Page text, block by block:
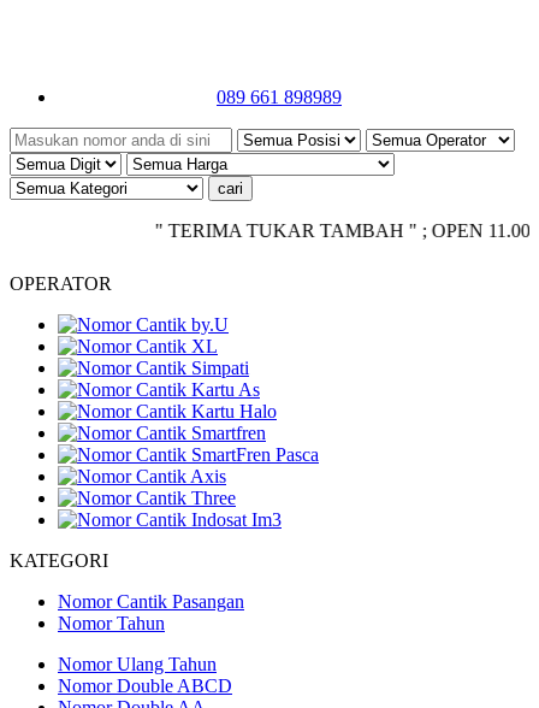
089 661 898989
" TERIMA TUKAR TAMBAH " ; OPEN 11.00 -
OPERATOR
KATEGORI
Nomor Cantik Pasangan
Nomor Tahun
Nomor Ulang Tahun
Nomor Double ABCD